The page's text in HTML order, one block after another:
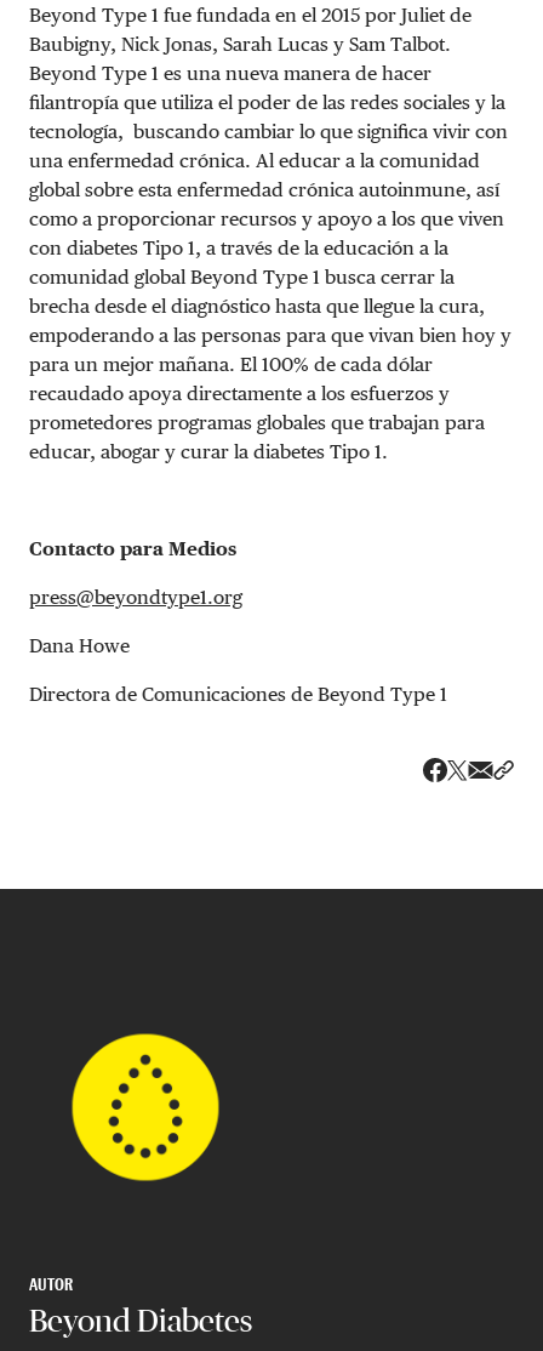
Beyond Type 1 fue fundada en el 2015 por Juliet de
Baubigny, Nick Jonas, Sarah Lucas y Sam Talbot.
Beyond Type 1 es una nueva manera de hacer
filantropía que utiliza el poder de las redes sociales y la
tecnología, buscando cambiar lo que significa vivir con
una enfermedad crónica. Al educar a la comunidad
global sobre esta enfermedad crónica autoinmune, así
como a proporcionar recursos y apoyo a los que viven
con diabetes Tipo 1, a través de la educación a la
comunidad global Beyond Type 1 busca cerrar la
brecha desde el diagnóstico hasta que llegue la cura,
empoderando a las personas para que vivan bien hoy y
para un mejor mañana. El 100% de cada dólar
recaudado apoya directamente a los esfuerzos y
prometedores programas globales que trabajan para
educar, abogar y curar la diabetes Tipo 1.
Contacto para Medios
press@beyondtype1.org
Dana Howe
Directora de Comunicaciones de Beyond Type 1
AUTOR
Beyond Diabetes